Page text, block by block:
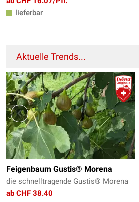
lieferbar
Aktuelle Trends...
Feigenbaum Gustis® Morena
die schnelltragende Gustis® Morena
ab CHF 38.40